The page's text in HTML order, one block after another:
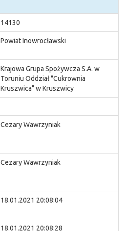
14130
Powiat Inowrocławski
Krajowa Grupa Spożywcza S.A. w
Toruniu Oddział "Cukrownia
Kruszwica" w Kruszwicy
Cezary Wawrzyniak
Cezary Wawrzyniak
18.01.2021 20:08:04
18.01.2021 20:08:28